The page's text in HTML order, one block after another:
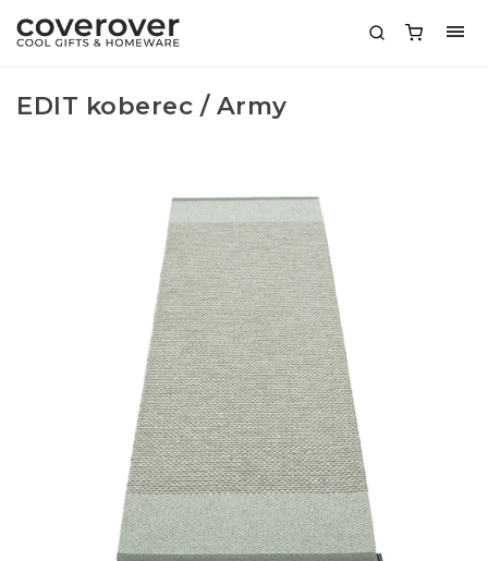
EDIT koberec / Army